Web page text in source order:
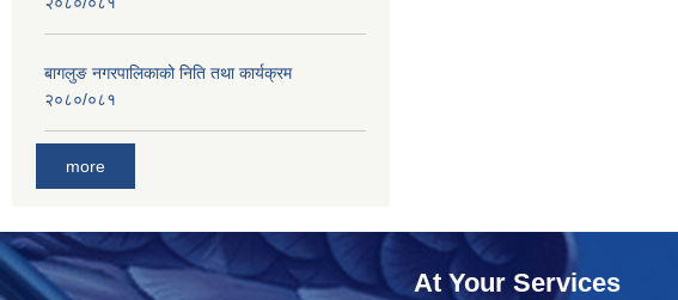
बागलुङ नगरपालिकाको निति तथा कार्यक्रम
२०८०/०८१
more
At Your Services